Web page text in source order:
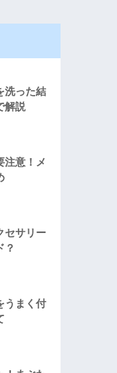
洗った結
解説
注意！メ
セサリー
？
うまく付